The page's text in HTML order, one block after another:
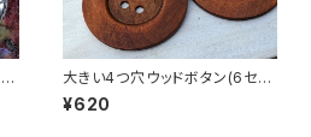
大きい4つ穴ウッドボタン(6セン
チ)(2個セット)
¥620